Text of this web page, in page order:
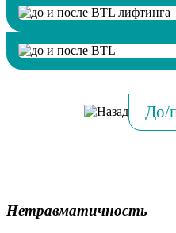
До/
Нетравматичность